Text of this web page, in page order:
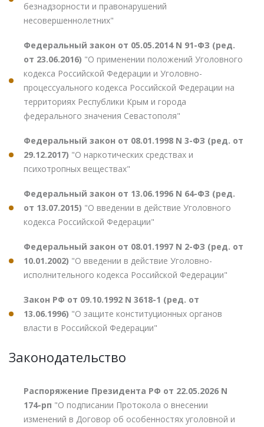
безнадзорности и правонарушений
несовершеннолетних"
Федеральный закон от 05.05.2014 N 91-ФЗ (ред.
от 23.06.2016) "О применении положений Уголовного
кодекса Российской Федерации и Уголовно-
процессуального кодекса Российской Федерации на
территориях Республики Крым и города
федерального значения Севастополя"
Федеральный закон от 08.01.1998 N 3-ФЗ (ред. от
29.12.2017) "О наркотических средствах и
психотропных веществах"
Федеральный закон от 13.06.1996 N 64-ФЗ (ред.
от 13.07.2015) "О введении в действие Уголовного
кодекса Российской Федерации"
Федеральный закон от 08.01.1997 N 2-ФЗ (ред. от
10.01.2002) "О введении в действие Уголовно-
исполнительного кодекса Российской Федерации"
Закон РФ от 09.10.1992 N 3618-1 (ред. от
13.06.1996) "О защите конституционных органов
власти в Российской Федерации"
Законодательство
Распоряжение Президента РФ от 22.05.2026 N
174-рп "О подписании Протокола о внесении
изменений в Договор об особенностях уголовной и